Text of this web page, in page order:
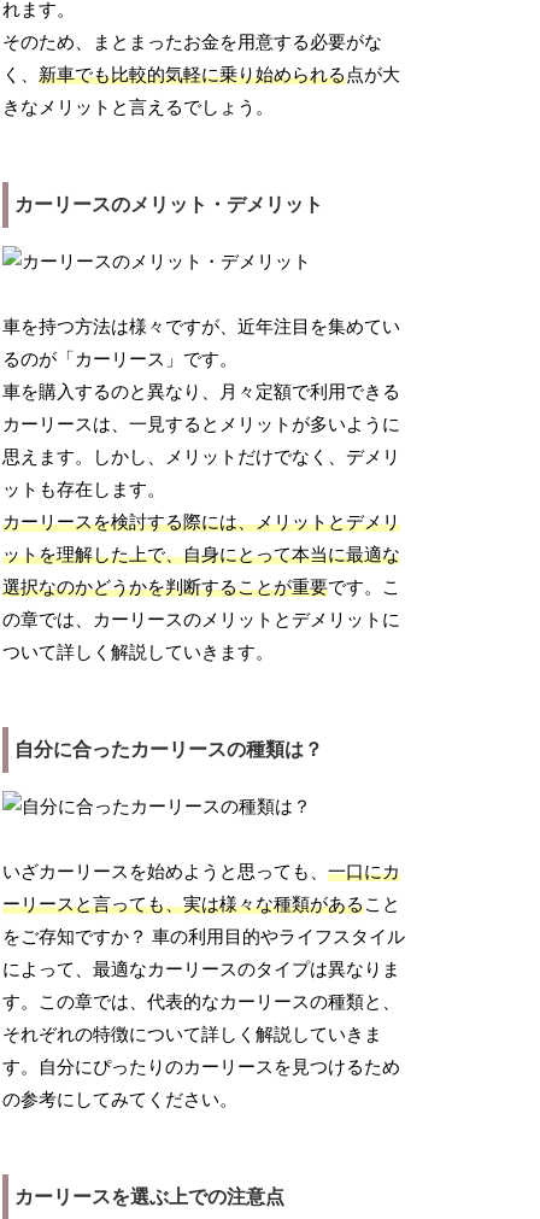
れます。
そのため、まとまったお金を用意する必要がな
く、新車でも比較的気軽に乗り始められる点が大
きなメリットと言えるでしょう。
カーリースのメリット・デメリット
車を持つ方法は様々ですが、近年注目を集めてい
るのが「カーリース」です。
車を購入するのと異なり、月々定額で利用できる
カーリースは、一見するとメリットが多いように
思えます。しかし、メリットだけでなく、デメリ
ットも存在します。
カーリースを検討する際には、メリットとデメリ
ットを理解した上で、自身にとって本当に最適な
選択なのかどうかを判断することが重要です。こ
の章では、カーリースのメリットとデメリットに
ついて詳しく解説していきます。
自分に合ったカーリースの種類は？
いざカーリースを始めようと思っても、一口にカ
ーリースと言っても、実は様々な種類があること
をご存知ですか？ 車の利用目的やライフスタイル
によって、最適なカーリースのタイプは異なりま
す。この章では、代表的なカーリースの種類と、
それぞれの特徴について詳しく解説していきま
す。自分にぴったりのカーリースを見つけるため
の参考にしてみてください。
カーリースを選ぶ上での注意点